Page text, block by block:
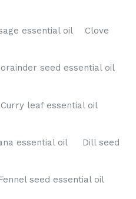
essential oil Clove
seed essential oil
leaf essential oil
essential oil Dill seed
seed essential oil